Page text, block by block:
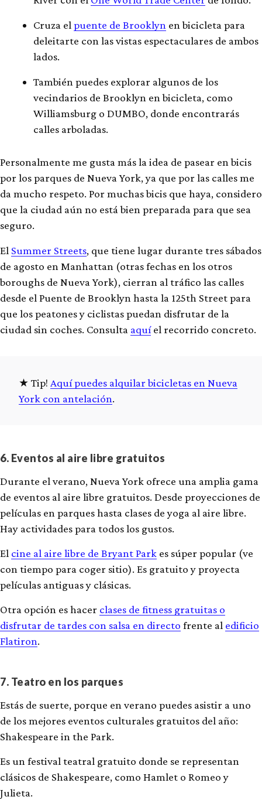
Cruza elpuente de Brooklyn en bicicleta para
deleitarte con las vistas espectaculares de ambos
lados.
También puedes explorar algunos de los
vecindarios de Brooklyn en bicicleta, como
Williamsburg o DUMBO, donde encontrarás
calles arboladas.
Personalmente me gusta más la idea de pasear en bicis
por los parques de Nueva York, ya que por las calles me
da mucho respeto. Por muchas bicis que haya, considero
que la ciudad aún no está bien preparada para que sea
seguro.
El Summer Streets, que tiene lugar durante tres sábados
de agosto en Manhattan (otras fechas en los otros
boroughs de Nueva York), cierran al tráfico las calles
desde el Puente de Brooklyn hasta la 125th Street para
que los peatones y ciclistas puedan disfrutar de la
ciudad sin coches. Consulta aquíel recorrido concreto.
Tip! Aquí puedes alquilar bicicletas en Nueva
York con antelación.
6. Eventos al aire libre gratuitos
Durante el verano, Nueva York ofrece una amplia gama
de eventos al aire libre gratuitos. Desde proyecciones de
películas en parques hasta clases de yoga al aire libre.
Hay actividades para todos los gustos.
El cine al aire libre de Bryant Park es súper popular (ve
con tiempo para coger sitio). Es gratuito y proyecta
películas antiguas y clásicas.
Otra opción es hacer clases de fitness gratuitas o
disfrutar de tardes con salsa en directo frente al edificio
Flatiron.
7. Teatro en los parques
Estás de suerte, porque en verano puedes asistir a uno
de los mejores eventos culturales gratuitos del año:
Shakespeare in the Park.
Es un festival teatral gratuito donde se representan
clásicos de Shakespeare, como Hamlet o Romeo y
Julieta.